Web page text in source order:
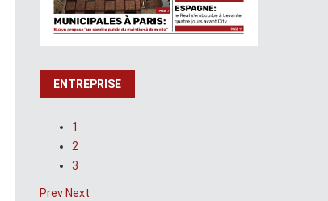
ENTREPRISE
1
2
3
Prev Next